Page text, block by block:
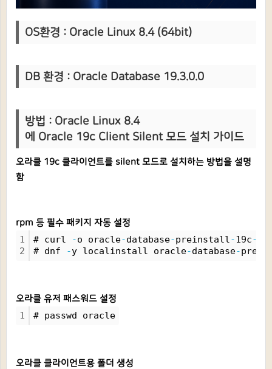
OS환경 : Oracle Linux 8.4 (64bit)
DB 환경 : Oracle Database 19.3.0.0
방법 : Oracle Linux 8.4
에 Oracle 19c Client Silent 모드 설치 가이드
오라클 19c 클라이언트를 silent 모드로 설치하는 방법을 설명
함
rpm 등 필수 패키지 자동 설정
1
2
# curl -o oracle-database-preinstall-19c-
# dnf
-y localinstall oracle-database-
오라클 유저 패스워드 설정
1 # passwd oracle
오라클 클라이언트용 폴더 생성